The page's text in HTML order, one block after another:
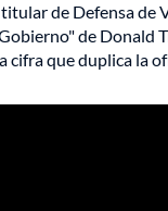
titular de Defensa
de Donald
cifra que duplica la